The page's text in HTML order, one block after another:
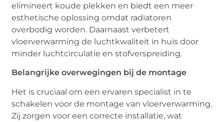
elimineert koude plekken en biedt een meer
esthetische oplossing omdat radiatoren
overbodig worden. Daarnaast verbetert
vloerverwarming de luchtkwaliteit in huis door
minder luchtcirculatie en stofverspreiding.
Belangrijke overwegingen bij de montage
Het is cruciaal om een ervaren specialist in te
schakelen voor de montage van vloerverwarming.
Zij zorgen voor een correcte installatie, wat